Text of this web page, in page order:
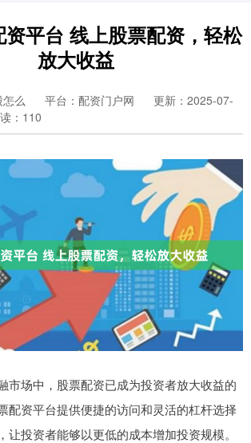
平台 线上股票配资，轻松
放大收益
么 平台：配资门户网
更新：2025-07-
：110
市场中，股票配资已成为投资者放大收益的
配资平台提供便捷的访问和灵活的杠杆选择
让投资者能够以更低的成本增加投资规模。